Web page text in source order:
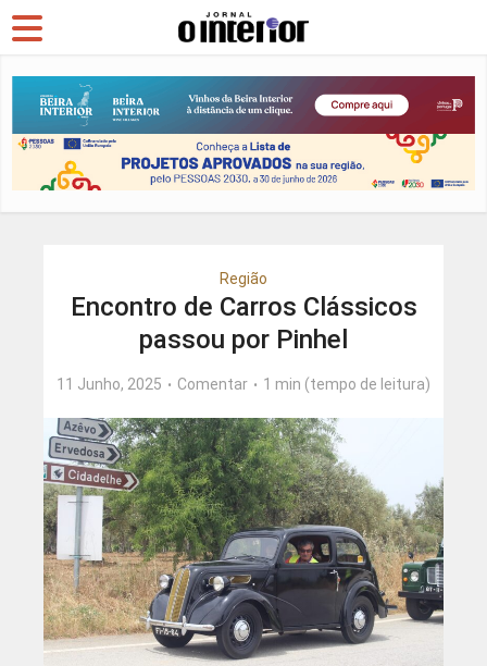
Região
Encontro de Carros Clássicos
passou por Pinhel
11 Junho, 2025 Comentar 1 min (tempo de leitura)